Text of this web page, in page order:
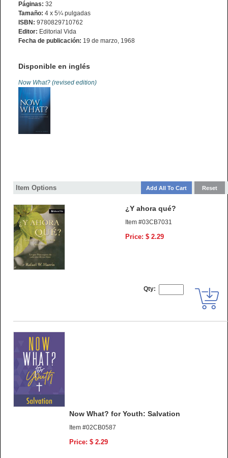
Páginas: 32
Tamaño: 4 x 5¼ pulgadas
ISBN: 9780829710762
Editor: Editorial Vida
Fecha de publicación: 19 de marzo, 1968
Disponible en inglés
Now What? (revised edition)
Item Options
¿Y ahora qué?
Item #03CB7031
Price: $ 2.29
Qty:
Now What? for Youth: Salvation
Item #02CB0587
Price: $ 2.29